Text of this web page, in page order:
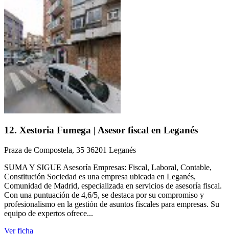
12. Xestoria Fumega | Asesor fiscal en Leganés
Praza de Compostela, 35 36201 Leganés
SUMA Y SIGUE Asesoría Empresas: Fiscal, Laboral, Contable,
Constitución Sociedad es una empresa ubicada en Leganés,
Comunidad de Madrid, especializada en servicios de asesoría fiscal.
Con una puntuación de 4,6/5, se destaca por su compromiso y
profesionalismo en la gestión de asuntos fiscales para empresas. Su
equipo de expertos ofrece...
Ver ficha